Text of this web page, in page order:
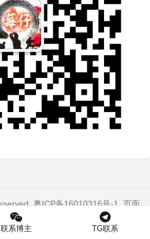
粤ICP备16010316号-1
. 页面
间：0.334 秒
联系博主 TG联系